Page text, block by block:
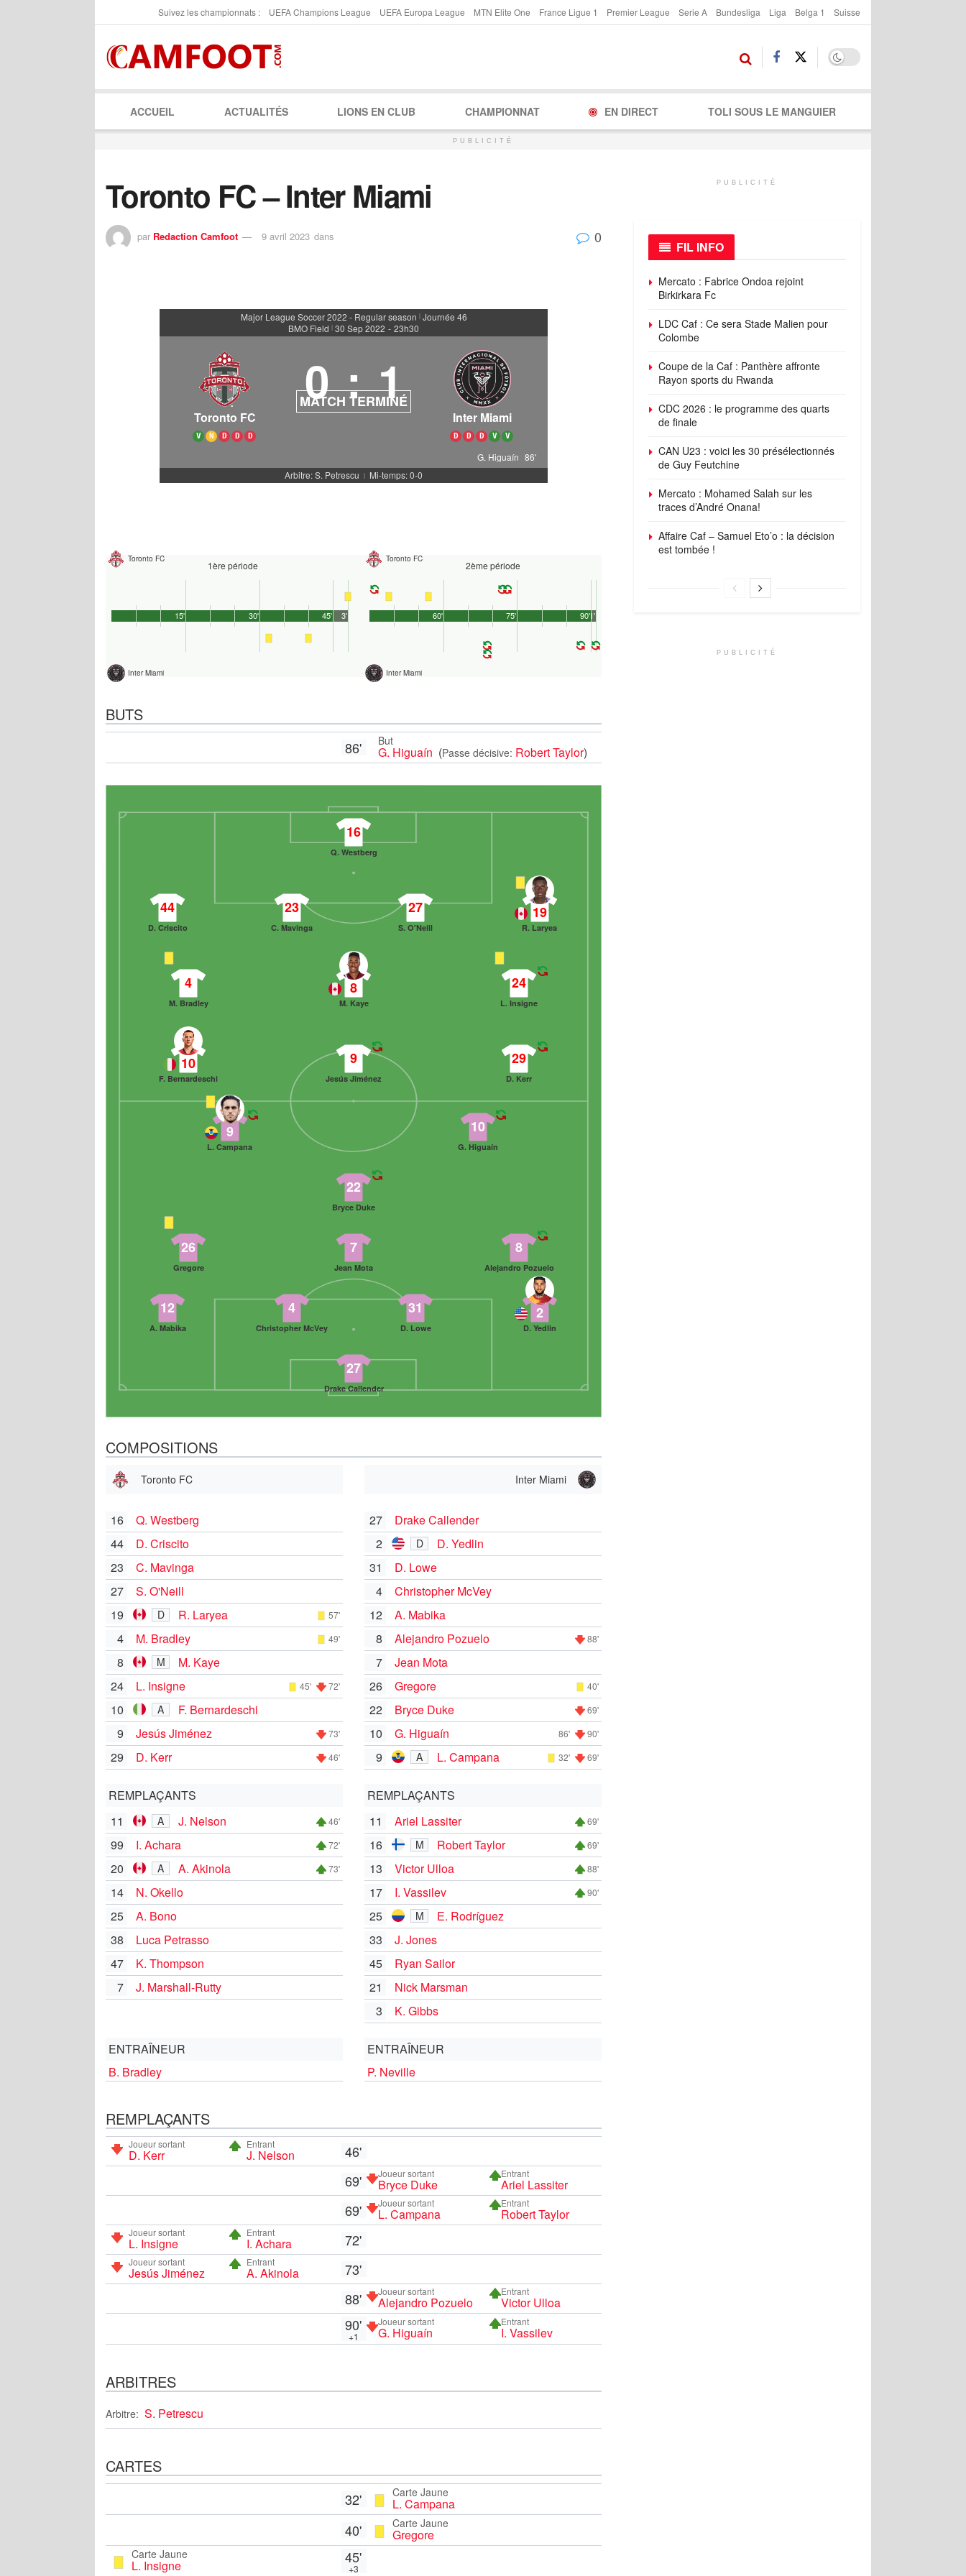
Suivez les championnats : UEFA Champions League UEFA Europa League MTN Elite One France Ligue 1 Premier League Serie A Bundesliga Liga Belga 1 Suisse
ACCUEIL ACTUALITÉS LIONS EN CLUB CHAMPIONNAT EN DIRECT TOLI SOUS LE MANGUIER
PUBLICITÉ
Toronto FC – Inter Miami
par Redaction Camfoot 9 avril 2023 dans 0
Major League Soccer 2022 - Regular season | Journée 46
BMO Field | 30 Sep 2022 - 23h30
Toronto FC
V N D D D
0 : 1
MATCH TERMINÉ
Inter Miami
D D D V V
G. Higuaín 86'
Arbitre: S. Petrescu
| Mi-temps: 0-0
Toronto FC
1ère période
Inter Miami
45'
15' 30' 3'
Toronto FC
2ème période
Inter Miami
90'
60' 75' 1'
BUTS
86' But
G. Higuaín (Passe décisive: Robert Taylor)
16
Q. Westberg
19
R. Laryea
27
S. O'Neill
23
C. Mavinga
44
D. Criscito
24
L. Insigne
8
M. Kaye
4
M. Bradley
29
D. Kerr
9
Jesús Jiménez
10
F. Bernardeschi
27
Drake Callender
12
A. Mabika
4
Christopher McVey
31
D. Lowe
2
D. Yedlin
26
Gregore
7
Jean Mota
8
Alejandro Pozuelo
22
Bryce Duke
9
L. Campana
10
G. Higuaín
COMPOSITIONS
Toronto FC
16
Q. Westberg
44
D. Criscito
23
C. Mavinga
27
S. O'Neill
19
D R. Laryea 57'
4 M. Bradley 49'
8 M
M. Kaye
24
L. Insigne 45' 72'
10 A
F. Bernardeschi
9
Jesús Jiménez 73'
29 D. Kerr 46'
REMPLAÇANTS
11
A J. Nelson 46'
99 I. Achara 72'
20 A A. Akinola 73'
14
N. Okello
25
A. Bono
38
Luca Petrasso
47
K. Thompson
7
J. Marshall-Rutty
ENTRAÎNEUR
B. Bradley
Inter Miami
27
Drake Callender
2
D
D. Yedlin
31
D. Lowe
4
Christopher McVey
12
A. Mabika
8
Alejandro Pozuelo 88'
7
Jean Mota
26
Gregore 40'
22 Bryce Duke 69'
10 G. Higuaín 86' 90'
9 A L. Campana 32' 69'
REMPLAÇANTS
11
Ariel Lassiter 69'
16 M Robert Taylor 69'
13 Victor Ulloa 88'
17 I. Vassilev 90'
25 M
E. Rodríguez
33
J. Jones
45
Ryan Sailor
21
Nick Marsman
3
K. Gibbs
ENTRAÎNEUR
P. Neville
REMPLAÇANTS
Joueur sortant
D. Kerr
Entrant
J. Nelson
46'
69'
Joueur sortant
Bryce Duke
Entrant
Ariel Lassiter
69' Joueur sortant
L. Campana
Entrant
Robert Taylor
Joueur sortant
L. Insigne
Entrant
I. Achara 72'
Joueur sortant
Jesús Jiménez
Entrant
A. Akinola
73'
88'
Joueur sortant
Alejandro Pozuelo
Entrant
Victor Ulloa
90'
+1
Joueur sortant
G. Higuaín
Entrant
I. Vassilev
ARBITRES
Arbitre: S. Petrescu
CARTES
32' Carte Jaune
L. Campana
40' Carte Jaune
Gregore
Carte Jaune
L. Insigne 45'
+3
PUBLICITÉ
FIL INFO
Mercato : Fabrice Ondoa rejoint
Birkirkara Fc
LDC Caf : Ce sera Stade Malien pour
Colombe
Coupe de la Caf : Panthère affronte
Rayon sports du Rwanda
CDC 2026 : le programme des quarts
de finale
CAN U23 : voici les 30 présélectionnés
de Guy Feutchine
Mercato : Mohamed Salah sur les
traces d’André Onana!
Affaire Caf – Samuel Eto’o : la décision
est tombée !
PUBLICITÉ